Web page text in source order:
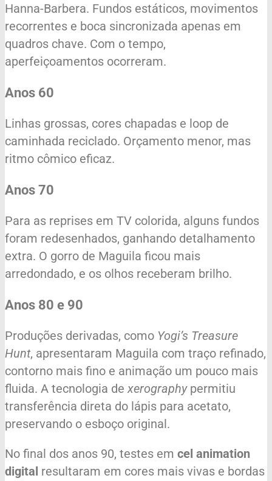
Hanna-Barbera. Fundos estáticos, movimentos
recorrentes e boca sincronizada apenas em
quadros chave. Com o tempo,
aperfeiçoamentos ocorreram.
Anos 60
Linhas grossas, cores chapadas e loop de
caminhada reciclado. Orçamento menor, mas
ritmo cômico eficaz.
Anos 70
Para as reprises em TV colorida, alguns fundos
foram redesenhados, ganhando detalhamento
extra. O gorro de Maguila ficou mais
arredondado, e os olhos receberam brilho.
Anos 80 e 90
Produções derivadas, como Yogi’s Treasure
Hunt, apresentaram Maguila com traço refinado,
contorno mais fino e animação um pouco mais
fluida. A tecnologia dexerographypermitiu
transferência direta do lápis para acetato,
preservando o esboço original.
No final dos anos 90, testes em cel animation
digital resultaram em cores mais vivas e bordas